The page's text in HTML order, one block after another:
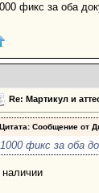
фикс за оба
Re: Мартикул и
Цитата: Сообщение от
1000 фикс за оба
наличии